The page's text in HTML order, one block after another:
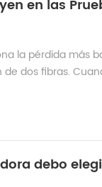
en las
la pérdida más
dos fibras.
debo